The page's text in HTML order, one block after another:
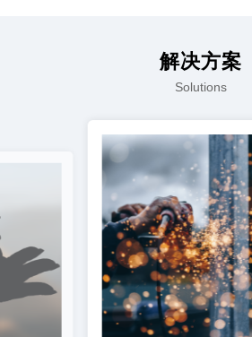
解决方案
Solutions